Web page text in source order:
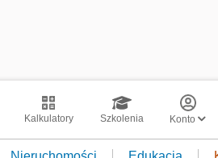
Kalkulatory Szkolenia Konto